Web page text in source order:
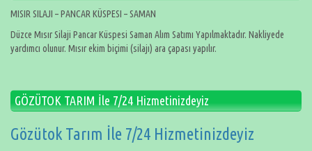
MISIR SILAJI – PANCAR KÜSPESI – SAMAN
Düzce Mısır Silaji Pancar Küspesi Saman Alım Satımı Yapılmaktadır. Nakliyede
yardımcı olunur. Mısır ekim biçimi (silajı) ara çapası yapılır.
GÖZÜTOK TARIM İle 7/24 Hizmetinizdeyiz
Gözütok Tarım İle 7/24 Hizmetinizdeyiz